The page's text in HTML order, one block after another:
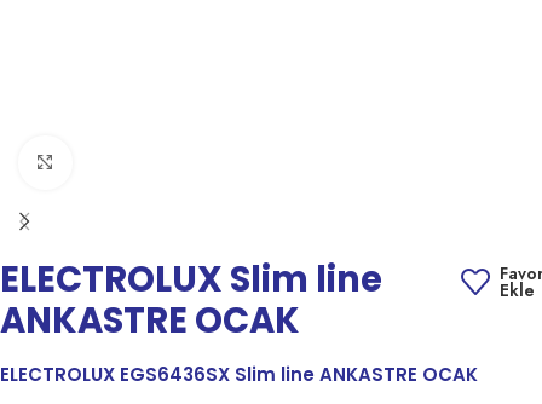
ELECTROLUX Slim line
ANKASTRE OCAK
Ekle
ELECTROLUX EGS6436SX Slim line ANKASTRE OCAK